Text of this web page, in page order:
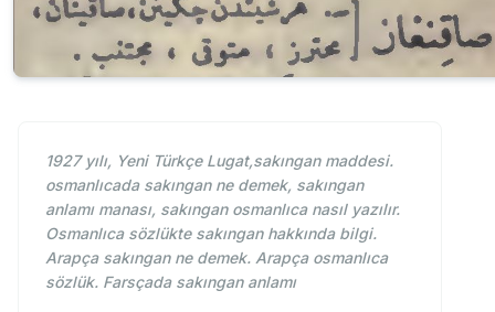
1927 yılı, Yeni Türkçe Lugat,sakıngan maddesi.
osmanlıcada sakıngan ne demek, sakıngan
anlamı manası, sakıngan osmanlıca nasıl yazılır.
Osmanlıca sözlükte sakıngan hakkında bilgi.
Arapça sakıngan ne demek. Arapça osmanlıca
sözlük. Farsçada sakıngan anlamı